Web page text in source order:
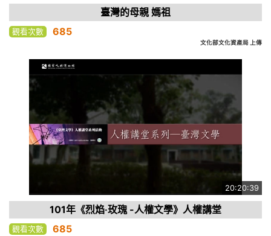
臺灣的母親 媽祖
觀看次數 685
文化部文化資產局 上傳
20:20:39
101年《烈焰‧玫瑰 -人權文學》人權講堂
觀看次數 685